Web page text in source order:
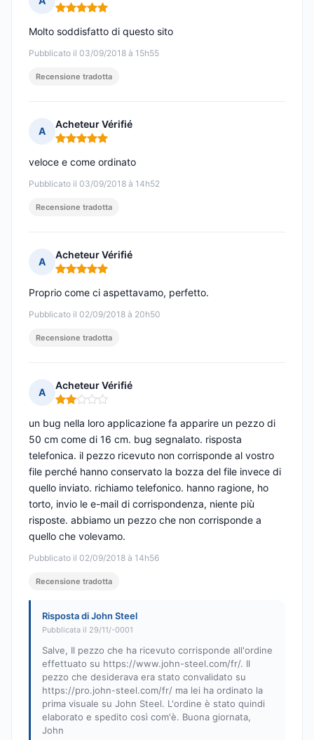
Nota: 5 su 5
Pubblicato il 03/09/2018 à 15h55
Molto soddisfatto di questo sito
Recensione tradotta
A
Acheteur Vérifié
Nota: 5 su 5
Pubblicato il 03/09/2018 à 14h52
veloce e come ordinato
Recensione tradotta
A
Acheteur Vérifié
Nota: 5 su 5
Pubblicato il 02/09/2018 à 20h50
Proprio come ci aspettavamo, perfetto.
Recensione tradotta
A
Acheteur Vérifié
Nota: 2 su 5
Pubblicato il 02/09/2018 à 14h56
un bug nella loro applicazione fa apparire un pezzo di
50 cm come di 16 cm. bug segnalato. risposta
telefonica. il pezzo ricevuto non corrisponde al vostro
file perché hanno conservato la bozza del file invece di
quello inviato. richiamo telefonico. hanno ragione, ho
torto, invio le e-mail di corrispondenza, niente più
risposte. abbiamo un pezzo che non corrisponde a
quello che volevamo.
Recensione tradotta
Risposta di John Steel
Pubblicata il 29/11/-0001
Salve, Il pezzo che ha ricevuto corrisponde all'ordine
effettuato su https://www.john-steel.com/fr/. Il
pezzo che desiderava era stato convalidato su
https://pro.john-steel.com/fr/ ma lei ha ordinato la
prima visuale su John Steel. L'ordine è stato quindi
elaborato e spedito così com'è. Buona giornata,
John